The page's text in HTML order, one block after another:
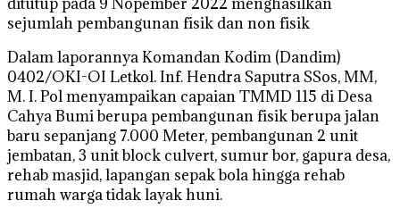
sejumlah pembangunan fisik dan non fisik
Dalam laporannya Komandan Kodim (Dandim)
0402/OKI-OI Letkol. Inf. Hendra Saputra SSos, MM,
M. I. Pol menyampaikan capaian TMMD 115 di Desa
Cahya Bumi berupa pembangunan fisik berupa jalan
baru sepanjang 7.000 Meter, pembangunan 2 unit
jembatan, 3 unit block culvert, sumur bor, gapura desa,
rehab masjid, lapangan sepak bola hingga rehab
rumah warga tidak layak huni.